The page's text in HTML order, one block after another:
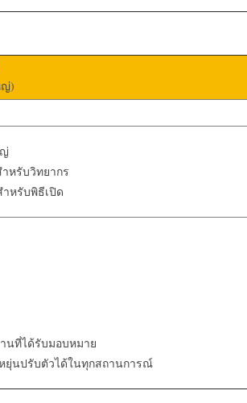
ญ่)
หรับวิทยากร
หรับพิธีเปิด
นที่ได้รับมอบหมาย
ยุ่นปรับตัวได้ในทุกสถานการณ์